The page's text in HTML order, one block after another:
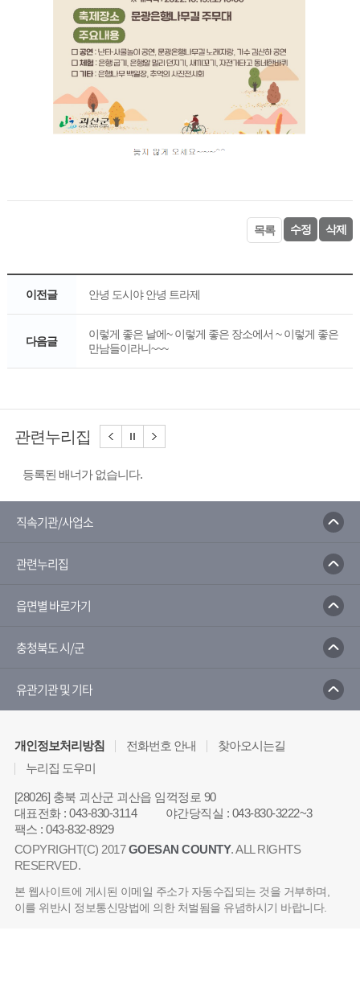
목록 수정 삭제
이전글 안녕 도시야 안녕 트라제
다음글
이렇게 좋은 날에~ 이렇게 좋은 장소에서 ~ 이렇게 좋은
만남들이라니~~~
관련누리집
등록된 배너가 없습니다.
직속기관/사업소
관련누리집
읍면별 바로가기
충청북도 시/군
유관기관 및 기타
개인정보처리방침 전화번호 안내
찾아오시는길
누리집 도우미
[28026] 충북 괴산군 괴산읍 임꺽정로 90
대표전화:043-830-3114 야간당직실 : 043-830-3222~3
팩스 :043-832-8929
COPYRIGHT(C) 2017GOESAN COUNTY. ALL RIGHTS
RESERVED.
본 웹사이트에 게시된 이메일 주소가 자동수집되는 것을 거부하며,
이를 위반시 정보통신망법에 의한 처벌됨을 유념하시기 바랍니다.